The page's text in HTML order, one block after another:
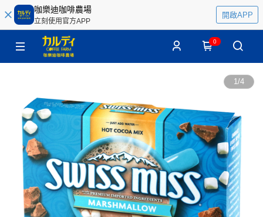
咖樂迪咖啡農場
立刻使用官方APP
開啟APP
0
1/4